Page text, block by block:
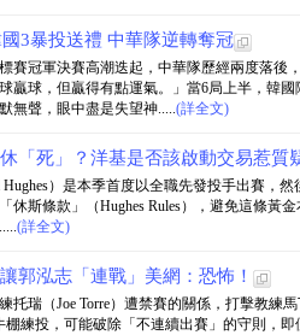
3暴投送禮 中華隊逆轉奪冠
賽冠軍決賽高潮迭起，中華隊歷經兩度落後
贏球，但贏得有點運氣。」當6局上半，韓
無聲，眼中盡是失望神.....(詳全文)
「死」？洋基是否該啟動交易惹質
）是本季首度以全職先發投手出賽，
休斯條款」（Hughes Rules），避免這條黃
(詳全文)
郭泓志「連戰」美網：恐怖！
托瑞（Joe Torre）遭禁賽的關係，打擊教練
練投，可能破除「不連續出賽」的守則，